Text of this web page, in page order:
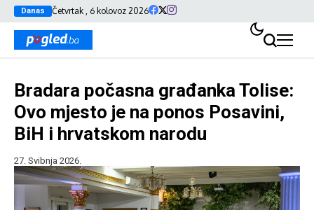
Danas Četvrtak , 6 kolovoz 2026
Bradara počasna građanka Tolise:
Ovo mjesto je na ponos Posavini,
BiH i hrvatskom narodu
27. Svibnja 2026.